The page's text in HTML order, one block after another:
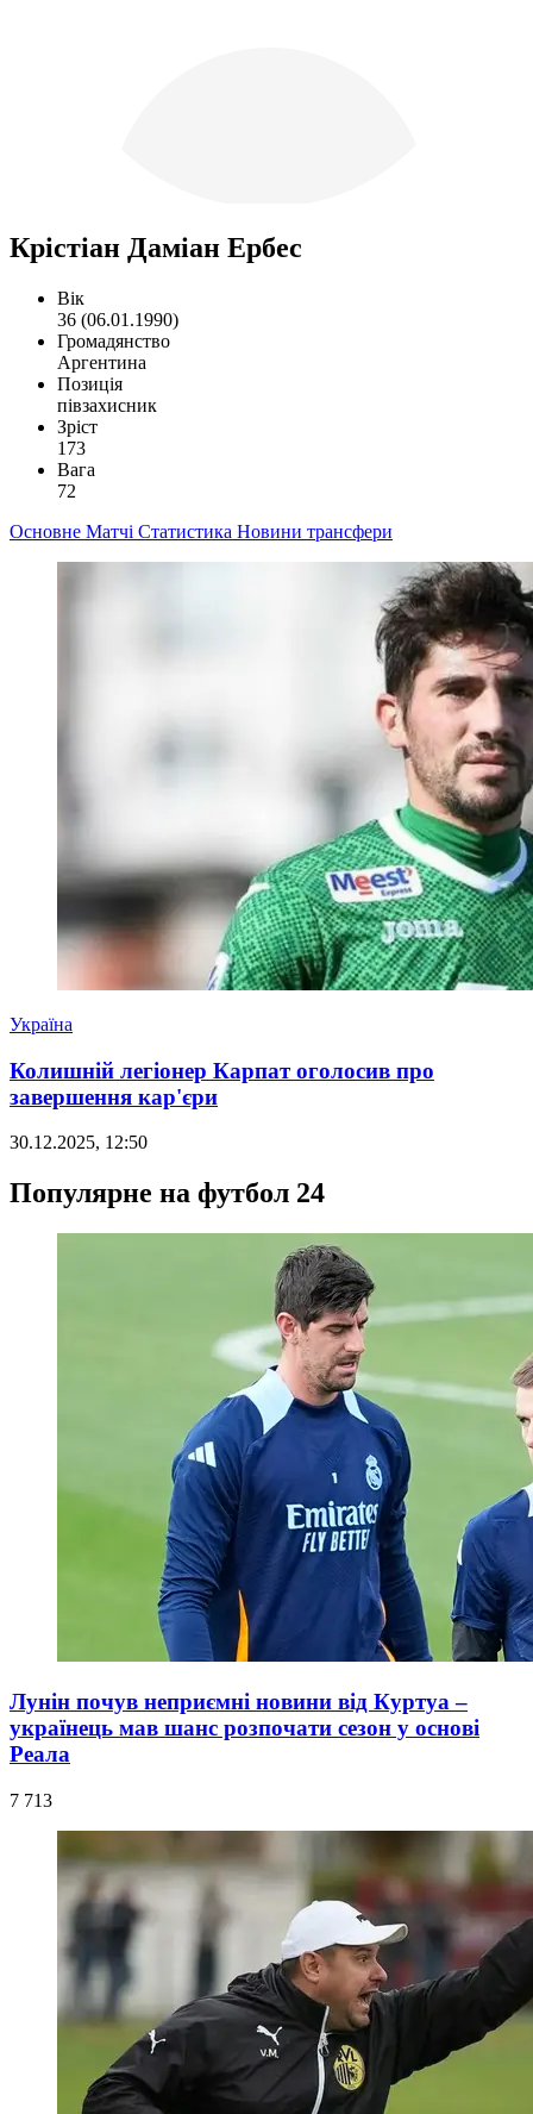
Крістіан Даміан Ербес
Вік
36 (06.01.1990)
Громадянство
Аргентина
Позиція
півзахисник
Зріст
173
Вага
72
Основне Матчі Статистика Новини трансфери
Україна
Колишній легіонер Карпат оголосив про
завершення кар'єри
30.12.2025, 12:50
Популярне на футбол 24
Лунін почув неприємні новини від Куртуа –
українець мав шанс розпочати сезон у основі
Реала
7 713